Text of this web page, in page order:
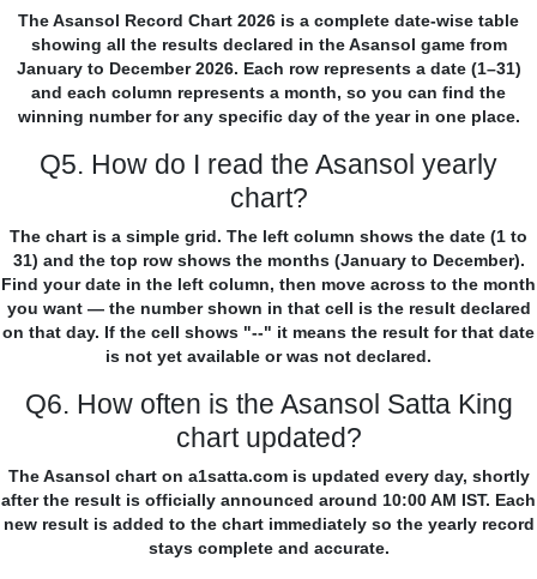
The Asansol Record Chart 2026 is a complete date-wise table
showing all the results declared in the Asansol game from
January to December 2026. Each row represents a date (1–31)
and each column represents a month, so you can find the
winning number for any specific day of the year in one place.
Q5. How do I read the Asansol yearly
chart?
The chart is a simple grid. The left column shows the date (1 to
31) and the top row shows the months (January to December).
Find your date in the left column, then move across to the month
you want — the number shown in that cell is the result declared
on that day. If the cell shows "--" it means the result for that date
is not yet available or was not declared.
Q6. How often is the Asansol Satta King
chart updated?
The Asansol chart on a1satta.com is updated every day, shortly
after the result is officially announced around 10:00 AM IST. Each
new result is added to the chart immediately so the yearly record
stays complete and accurate.